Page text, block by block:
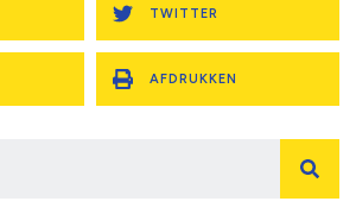
TWITTER
AFDRUKKEN